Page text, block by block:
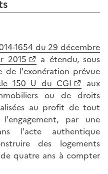
1654 du 29 décembre
2015
a étendu, sous
de l'exonération prévue
150 U du CGI
aux
ou de droits
au profit de tout
l'engagement, par une
l'acte authentique
des logements
quatre ans à compter